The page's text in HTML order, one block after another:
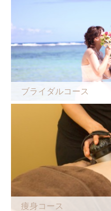
ブライダルコース
痩身コース